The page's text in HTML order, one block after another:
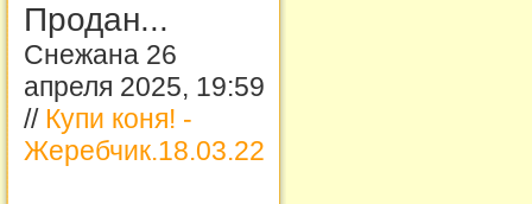
Продан...
Снежана 26
апреля 2025, 19:59
// Купи коня! -
Жеребчик.18.03.22